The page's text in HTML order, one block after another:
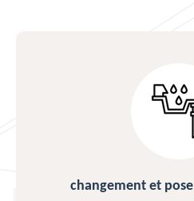
changement et